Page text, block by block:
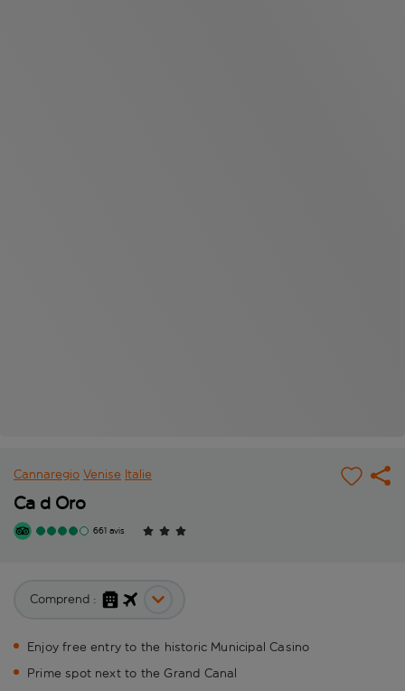
Cannaregio Venise Italie
Ca d Oro
661 avis
Comprend :
Enjoy free entry to the historic Municipal Casino
Prime spot next to the Grand Canal